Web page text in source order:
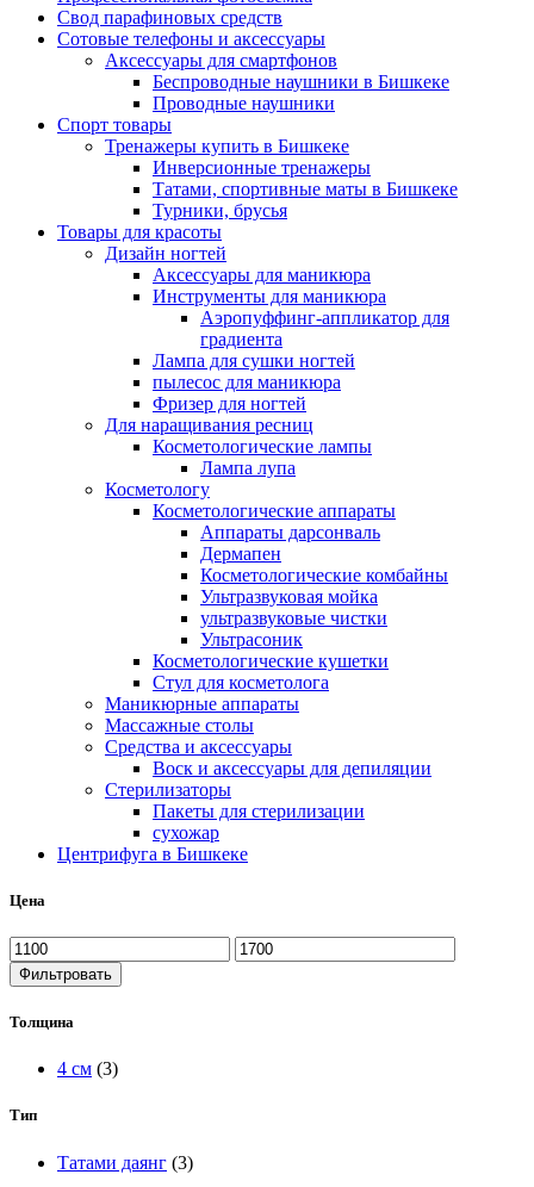
Свод парафиновых средств
Сотовые телефоны и аксессуары
Аксессуары для смартфонов
Беспроводные наушники в Бишкеке
Проводные наушники
Спорт товары
Тренажеры купить в Бишкеке
Инверсионные тренажеры
Татами, спортивные маты в Бишкеке
Турники, брусья
Товары для красоты
Дизайн ногтей
Аксессуары для маникюра
Инструменты для маникюра
Аэропуффинг-аппликатор для
градиента
Лампа для сушки ногтей
пылесос для маникюра
Фризер для ногтей
Для наращивания ресниц
Косметологические лампы
Лампа лупа
Косметологу
Косметологические аппараты
Аппараты дарсонваль
Дермапен
Косметологические комбайны
Ультразвуковая мойка
ультразвуковые чистки
Ультрасоник
Косметологические кушетки
Стул для косметолога
Маникюрные аппараты
Массажные столы
Средства и аксессуары
Воск и аксессуары для депиляции
Стерилизаторы
Пакеты для стерилизации
сухожар
Центрифуга в Бишкеке
Цена
Фильтровать
Толщина
4 см (3)
Тип
Татами даянг (3)